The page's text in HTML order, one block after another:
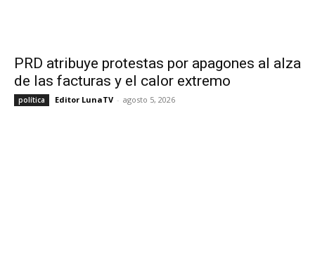
PRD atribuye protestas por apagones al alza
de las facturas y el calor extremo
política Editor LunaTV - agosto 5, 2026